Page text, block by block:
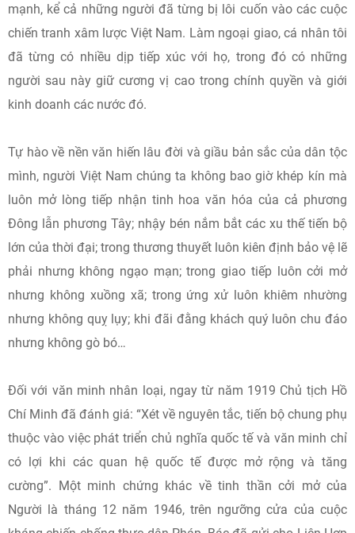
mạnh, kể cả những người đã từng bị lôi cuốn vào các cuộc
chiến tranh xâm lược Việt Nam. Làm ngoại giao, cá nhân tôi
đã từng có nhiều dịp tiếp xúc với họ, trong đó có những
người sau này giữ cương vị cao trong chính quyền và giới
kinh doanh các nước đó.
Tự hào về nền văn hiến lâu đời và giầu bản sắc của dân tộc
mình, người Việt Nam chúng ta không bao giờ khép kín mà
luôn mở lòng tiếp nhận tinh hoa văn hóa của cả phương
Đông lẫn phương Tây; nhậy bén nắm bắt các xu thế tiến bộ
lớn của thời đại; trong thương thuyết luôn kiên định bảo vệ lẽ
phải nhưng không ngạo mạn; trong giao tiếp luôn cởi mở
nhưng không xuồng xã; trong ứng xử luôn khiêm nhường
nhưng không quỵ lụy; khi đãi đằng khách quý luôn chu đáo
nhưng không gò bó…
Đối với văn minh nhân loại, ngay từ năm 1919 Chủ tịch Hồ
Chí Minh đã đánh giá: “Xét về nguyên tắc, tiến bộ chung phụ
thuộc vào việc phát triển chủ nghĩa quốc tế và văn minh chỉ
có lợi khi các quan hệ quốc tế được mở rộng và tăng
cường”. Một minh chứng khác về tinh thần cởi mở của
Người là tháng 12 năm 1946, trên ngưỡng cửa của cuộc